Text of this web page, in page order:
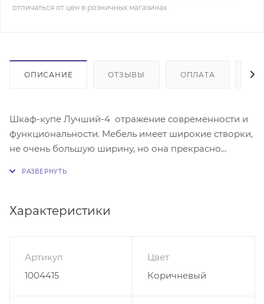
отличаться от цен в розничных магазинах
ОПИСАНИЕ ОТЗЫВЫ ОПЛАТА
Шкаф-купе Лучший-4 отражение современности и
функциональности. Мебель имеет широкие створки,
не очень большую ширину, но она прекрасно
выполнен из качественных материалов, поэтому он
края оклеены защитной щёткой. Благородный цвет
разделёнными фасадами смотрятся интересно и
Характеристики
Артикул
1004415
Цвет
Коричневый